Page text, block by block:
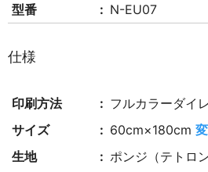
型番
N-EU07
仕様
印刷方法 フルカラーダイ
サイズ 60cm×180cm
生地
ポンジ（テトロ